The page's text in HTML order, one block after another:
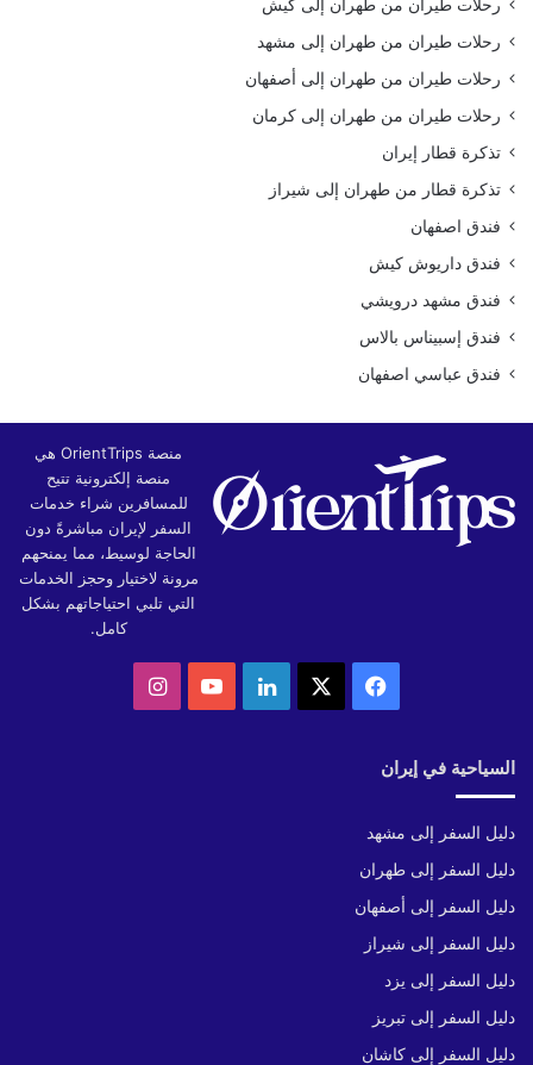
رحلات طيران من طهران إلى كيش
رحلات طيران من طهران إلى مشهد
رحلات طيران من طهران إلى أصفهان
رحلات طيران من طهران إلى كرمان
تذكرة قطار إيران
تذكرة قطار من طهران إلى شيراز
فندق اصفهان
فندق داريوش كيش
فندق مشهد درويشي
فندق إسبيناس بالاس
فندق عباسي اصفهان
منصة OrientTrips هي
منصة إلكترونية تتيح
للمسافرين شراء خدمات
السفر لإيران مباشرةً دون
الحاجة لوسيط، مما يمنحهم
مرونة لاختيار وحجز الخدمات
التي تلبي احتياجاتهم بشكل
كامل.
فيسبوك لينكدإن‫YouTubeانستقرام
السياحية في إيران
دليل السفر إلى مشهد
دليل السفر إلى طهران
دليل السفر إلى أصفهان
دليل السفر إلى شيراز
دليل السفر إلى يزد
دليل السفر إلى تبريز
دليل السفر إلى كاشان